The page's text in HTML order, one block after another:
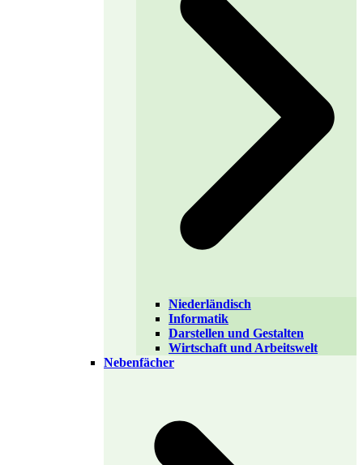
Niederländisch
Informatik
Darstellen und Gestalten
Wirtschaft und Arbeitswelt
Nebenfächer